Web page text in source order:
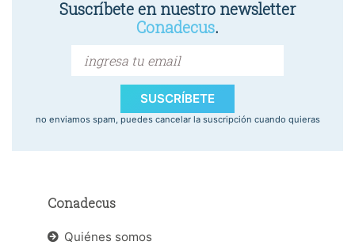
Suscríbete en nuestro newsletter
Conadecus.
SUSCRÍBETE
no enviamos spam, puedes cancelar la suscripción cuando quieras
Conadecus
Quiénes somos